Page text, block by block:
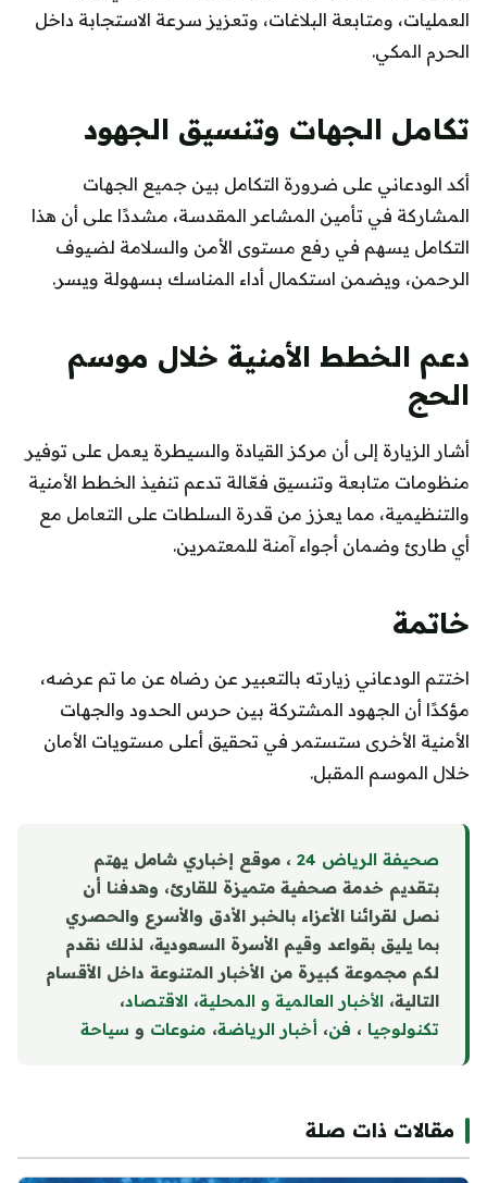
العمليات، ومتابعة البلاغات، وتعزيز سرعة الاستجابة داخل
الحرم المكي.
تكامل الجهات وتنسيق الجهود
أكد الودعاني على ضرورة التكامل بين جميع الجهات
المشاركة في تأمين المشاعر المقدسة، مشددًا على أن هذا
التكامل يسهم في رفع مستوى الأمن والسلامة لضيوف
الرحمن، ويضمن استكمال أداء المناسك بسهولة ويسر.
دعم الخطط الأمنية خلال موسم
الحج
أشار الزيارة إلى أن مركز القيادة والسيطرة يعمل على توفير
منظومات متابعة وتنسيق فعّالة تدعم تنفيذ الخطط الأمنية
والتنظيمية، مما يعزز من قدرة السلطات على التعامل مع
أي طارئ وضمان أجواء آمنة للمعتمرين.
خاتمة
اختتم الودعاني زيارته بالتعبير عن رضاه عن ما تم عرضه،
مؤكدًا أن الجهود المشتركة بين حرس الحدود والجهات
الأمنية الأخرى ستستمر في تحقيق أعلى مستويات الأمان
خلال الموسم المقبل.
صحيفة الرياض 24
، موقع إخباري شامل يهتم
بتقديم خدمة صحفية متميزة للقارئ، وهدفنا أن
نصل لقرائنا الأعزاء بالخبر الأدق والأسرع والحصري
بما يليق بقواعد وقيم الأسرة السعودية، لذلك نقدم
لكم مجموعة كبيرة من الأخبار المتنوعة داخل الأقسام
التالية، الأخبار العالمية و المحلية، الاقتصاد،
تكنولوجيا ، فن، أخبار الرياضة، منوعات و سياحة
مقالات ذات صلة